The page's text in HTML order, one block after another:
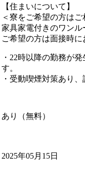
【住まいについて】
＜寮をご希望の方は
家具家電付きのワンル
ご希望の方は面接時に
・22時以降の勤務が
す。
・受動喫煙対策あり
あり（無料）
2025年05月15日